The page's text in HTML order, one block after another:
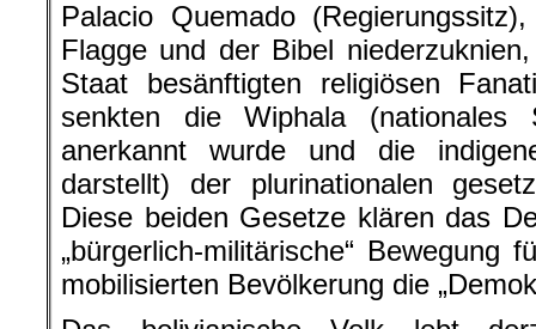
Palacio Quemado
Flagge und der Bibel
Staat besänftigten religiösen
senkten die Wiphala
anerkannt wurde und die
darstellt) der plurinationalen
Diese beiden Gesetze klären das
„bürgerlich-militärische“ Bewegung
mobilisierten Bevölkerung die